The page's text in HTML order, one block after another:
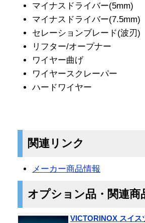
マイナスドライバー(5mm)
マイナスドライバー(7.5mm)
セレーションブレード(波刃)
リフター/オープナー
ワイヤー曲げ
ワイヤースクレーパー
ハードワイヤー
関連リンク
メーカー商品情報
オプション品・関連商
VICTORINOX スイス